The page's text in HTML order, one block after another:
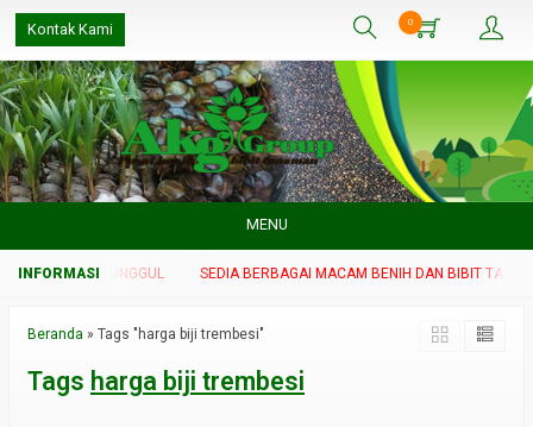
Kontak Kami 0
MENU
TANAMAN UNGGUL SEDIA BERBAGAI MACAM BENIH DAN BIBIT
Beranda » Tags "harga biji trembesi"
Tags harga biji trembesi